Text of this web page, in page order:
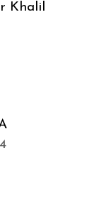
Khalil